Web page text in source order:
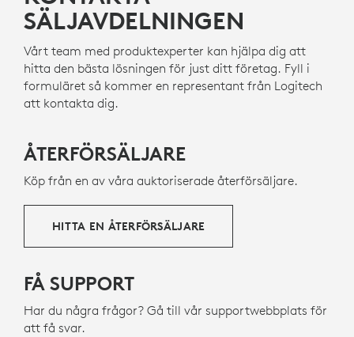
SÄLJAVDELNINGEN
Vårt team med produktexperter kan hjälpa dig att
hitta den bästa lösningen för just ditt företag. Fyll i
formuläret så kommer en representant från Logitech
att kontakta dig.
ÅTERFÖRSÄLJARE
Köp från en av våra auktoriserade återförsäljare.
HITTA EN ÅTERFÖRSÄLJARE
FÅ SUPPORT
Har du några frågor? Gå till vår supportwebbplats för
att få svar.